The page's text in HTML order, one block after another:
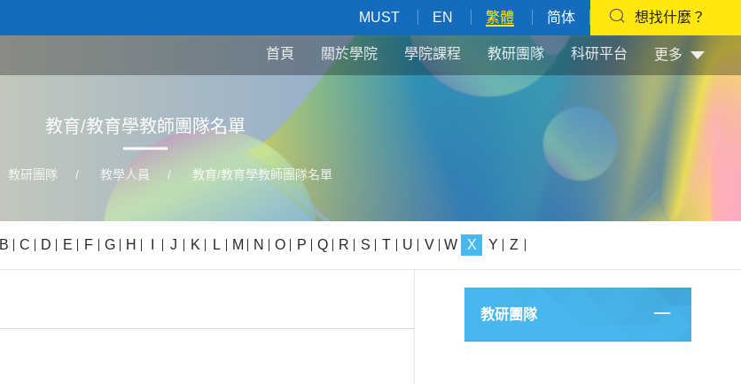
MUST EN 繁體 简体 想找什麼？
首頁 關於學院 學院課程 教研團隊 科研平台 更多
教育/教育學教師團隊名單
教研團隊 / 教學人員 / 教育/教育學教師團隊名單
B C D E F G H J K L M N O P Q R S T U V W X Y Z
教研團隊